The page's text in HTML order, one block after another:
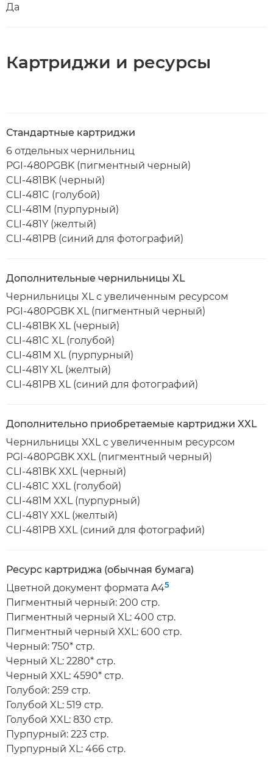
Да
Картриджи и ресурсы
Стандартные картриджи
6 отдельных чернильниц
PGI-480PGBK (пигментный черный)
CLI-481BK (черный)
CLI-481C (голубой)
CLI-481M (пурпурный)
CLI-481Y (желтый)
CLI-481PB (синий для фотографий)
Дополнительные чернильницы XL
Чернильницы XL с увеличенным ресурсом
PGI-480PGBK XL (пигментный черный)
CLI-481BK XL (черный)
CLI-481C XL (голубой)
CLI-481M XL (пурпурный)
CLI-481Y XL (желтый)
CLI-481PB XL (синий для фотографий)
Дополнительно приобретаемые картриджи XXL
Чернильницы XXL с увеличенным ресурсом
PGI-480PGBK XXL (пигментный черный)
CLI-481BK XXL (черный)
CLI-481C XXL (голубой)
CLI-481M XXL (пурпурный)
CLI-481Y XXL (желтый)
CLI-481PB XXL (синий для фотографий)
Ресурс картриджа (обычная бумага)
Цветной документ формата A45
Пигментный черный: 200 стр.
Пигментный черный XL: 400 стр.
Пигментный черный XXL: 600 стр.
Черный: 750* стр.
Черный XL: 2280* стр.
Черный XXL: 4590* стр.
Голубой: 259 стр.
Голубой XL: 519 стр.
Голубой XXL: 830 стр.
Пурпурный: 223 стр.
Пурпурный XL: 466 стр.